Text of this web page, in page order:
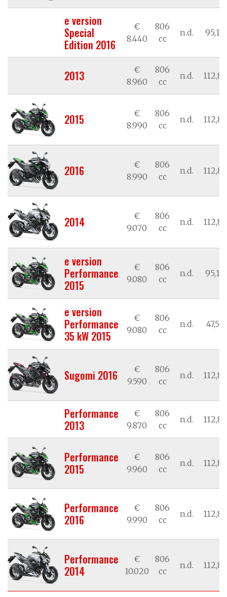
e version
Special
Edition 2016
€
8.440
806
cc
n.d.
2013
€
8.960
806
cc
n.d.
2015
€
8.990
806
cc
n.d.
2016
€
8.990
806
cc
n.d.
2014
€
9.070
806
cc
n.d.
e version
Performance
2015
€
9.080
806
cc
n.d.
e version
Performance
35 kW 2015
€
9.080
806
cc
n.d.
Sugomi 2016
€
9.590
806
cc
n.d.
Performance
2013
€
9.870
806
cc
n.d.
Performance
2015
€
9.960
806
cc
n.d.
Performance
2016
€
9.990
806
cc
n.d.
Performance
2014
€
10.020
806
cc
n.d.